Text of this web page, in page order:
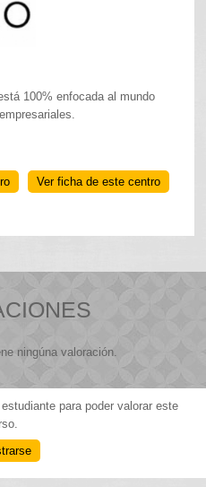
100% enfocada al mundo
Ver ficha de este centro
ningúna valoración.
para poder valorar este